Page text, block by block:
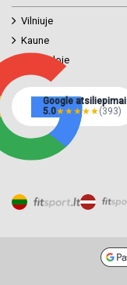
Vilniuje
Kaune
Klaipėdoje
Google atsiliepimai
5.0★★★★★(393)